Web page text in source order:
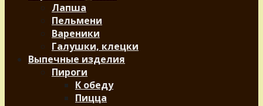
Лапша
Пельмени
Вареники
Галушки, клецки
Выпечные изделия
Пироги
К обеду
Пицца